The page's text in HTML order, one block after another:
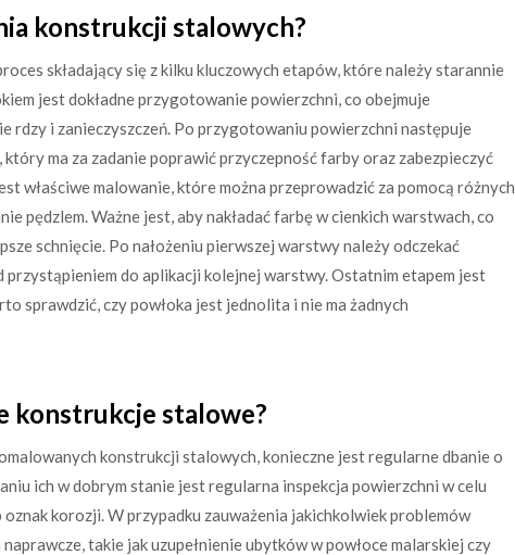
konstrukcji stalowych?
składający się z kilku kluczowych etapów, które należy starannie
jest dokładne przygotowanie powierzchni, co obejmuje
rdzy i zanieczyszczeń. Po przygotowaniu powierzchni następuje
ma za zadanie poprawić przyczepność farby oraz zabezpieczyć
właściwe malowanie, które można przeprowadzić za pomocą różnych
pędzlem. Ważne jest, aby nakładać farbę w cienkich warstwach, co
schnięcie. Po nałożeniu pierwszej warstwy należy odczekać
przystąpieniem do aplikacji kolejnej warstwy. Ostatnim etapem jest
sprawdzić, czy powłoka jest jednolita i nie ma żadnych
konstrukcje stalowe?
konstrukcji stalowych, konieczne jest regularne dbanie o
ich w dobrym stanie jest regularna inspekcja powierzchni w celu
korozji. W przypadku zauważenia jakichkolwiek problemów
takie jak uzupełnienie ubytków w powłoce malarskiej czy